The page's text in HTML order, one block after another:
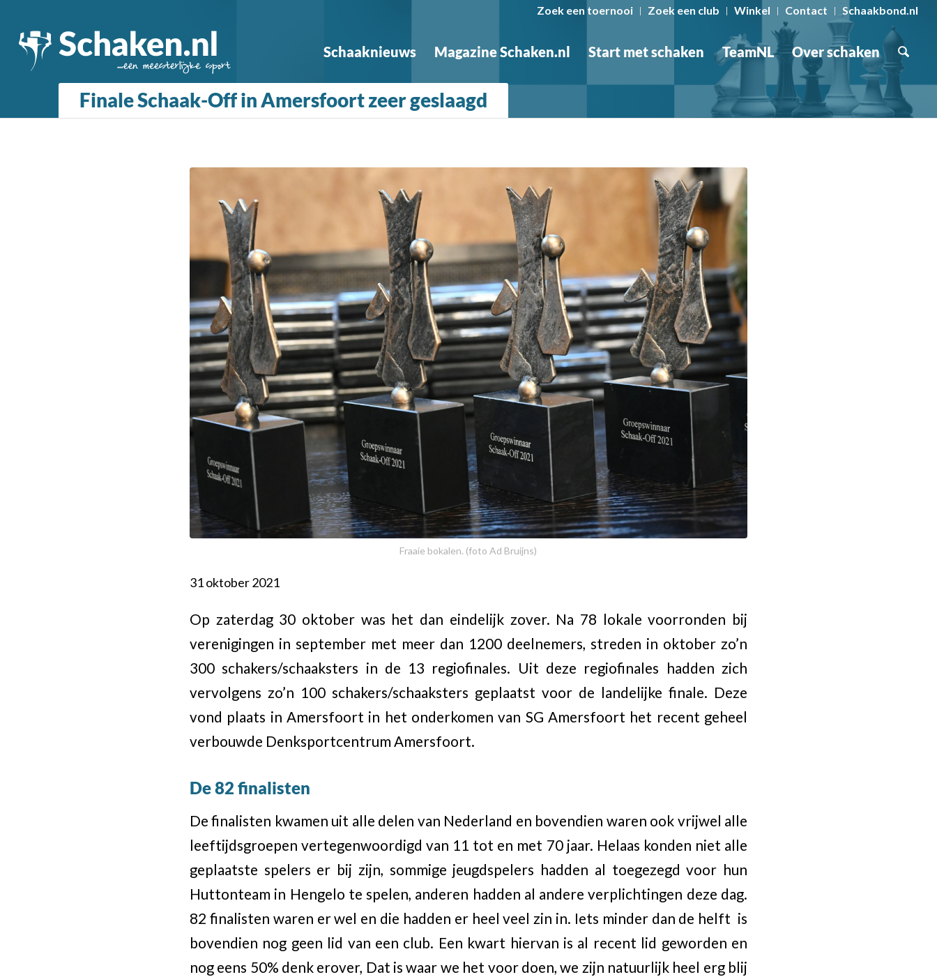
Zoek een toernooi Zoek een club Winkel Contact Schaakbond.nl
Schaaknieuws Magazine Schaken.nl Start met schaken TeamNL Over schaken
Finale Schaak-Off in Amersfoort zeer geslaagd
Fraaie bokalen. (foto Ad Bruijns)
31 oktober 2021
Op zaterdag 30 oktober was het dan eindelijk zover. Na 78 lokale voorronden bij
verenigingen in september met meer dan 1200 deelnemers, streden in oktober zo’n
300 schakers/schaaksters in de 13 regiofinales. Uit deze regiofinales hadden zich
vervolgens zo’n 100 schakers/schaaksters geplaatst voor de landelijke finale. Deze
vond plaats in Amersfoort in het onderkomen van SG Amersfoort het recent geheel
verbouwde Denksportcentrum Amersfoort.
De 82 finalisten
De finalisten kwamen uit alle delen van Nederland en bovendien waren ook vrijwel alle
leeftijdsgroepen vertegenwoordigd van 11 tot en met 70 jaar. Helaas konden niet alle
geplaatste spelers er bij zijn, sommige jeugdspelers hadden al toegezegd voor hun
Huttonteam in Hengelo te spelen, anderen hadden al andere verplichtingen deze dag.
82 finalisten waren er wel en die hadden er heel veel zin in. Iets minder dan de helft is
bovendien nog geen lid van een club. Een kwart hiervan is al recent lid geworden en
nog eens 50% denk erover, Dat is waar we het voor doen, we zijn natuurlijk heel erg blij